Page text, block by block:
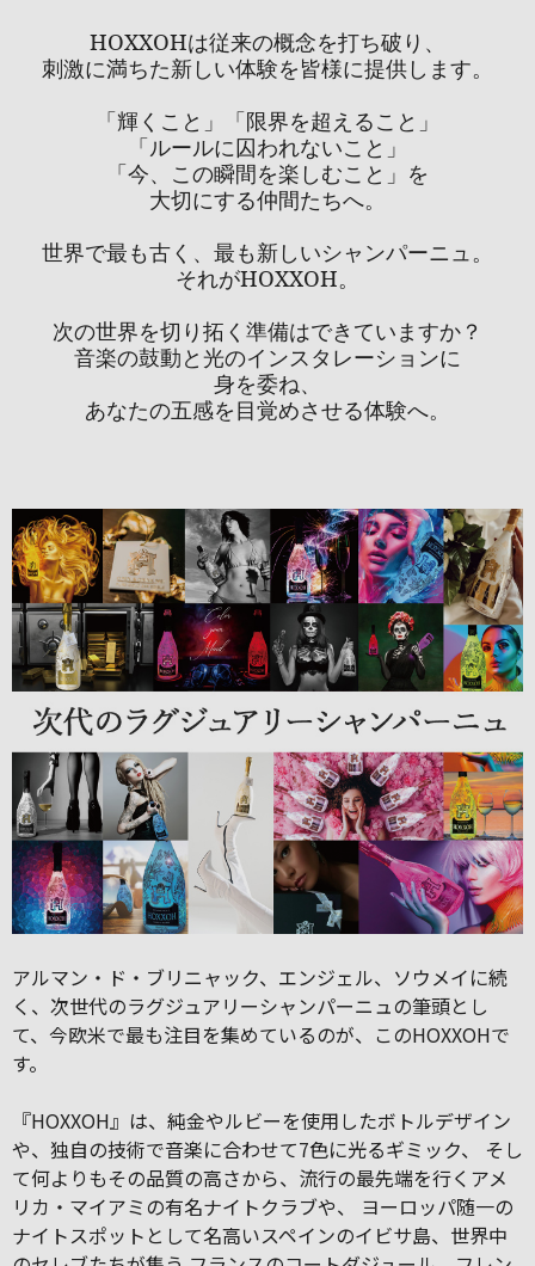
HOXXOHは従来の概念を打ち破り、
刺激に満ちた新しい体験を皆様に提供します。
「輝くこと」「限界を超えること」
「ルールに囚われないこと」
「今、この瞬間を楽しむこと」を
大切にする仲間たちへ。
世界で最も古く、最も新しいシャンパーニュ。
それがHOXXOH。
次の世界を切り拓く準備はできていますか？
音楽の鼓動と光のインスタレーションに
身を委ね、
あなたの五感を目覚めさせる体験へ。
アルマン・ド・ブリニャック、エンジェル、ソウメイに続
く、次世代のラグジュアリーシャンパーニュの筆頭とし
て、今欧米で最も注目を集めているのが、このHOXXOHで
す。
『HOXXOH』は、純金やルビーを使用したボトルデザイン
や、独自の技術で音楽に合わせて7色に光るギミック、 そし
て何よりもその品質の高さから、流行の最先端を行くアメ
リカ・マイアミの有名ナイトクラブや、 ヨーロッパ随一の
ナイトスポットとして名高いスペインのイビサ島、世界中